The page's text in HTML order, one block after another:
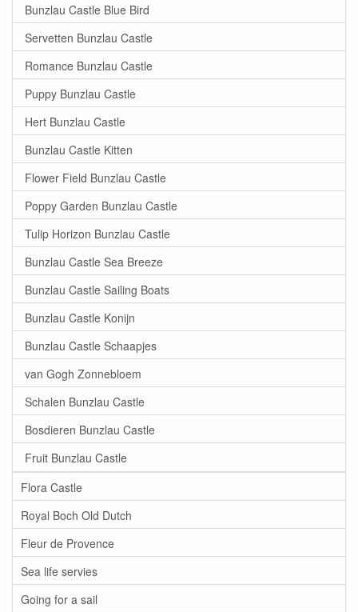
Bunzlau Castle Blue Bird
Servetten Bunzlau Castle
Romance Bunzlau Castle
Puppy Bunzlau Castle
Hert Bunzlau Castle
Bunzlau Castle Kitten
Flower Field Bunzlau Castle
Poppy Garden Bunzlau Castle
Tulip Horizon Bunzlau Castle
Bunzlau Castle Sea Breeze
Bunzlau Castle Sailing Boats
Bunzlau Castle Konijn
Bunzlau Castle Schaapjes
van Gogh Zonnebloem
Schalen Bunzlau Castle
Bosdieren Bunzlau Castle
Fruit Bunzlau Castle
Flora Castle
Royal Boch Old Dutch
Fleur de Provence
Sea life servies
Going for a sail